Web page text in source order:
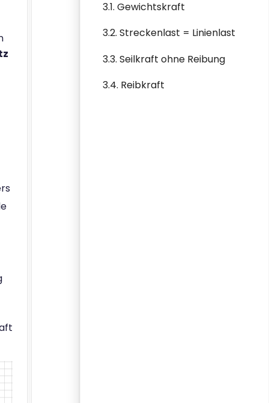
3.1. Gewichtskraft
3.2. Streckenlast = Linienlast
3.3. Seilkraft ohne Reibung
3.4. Reibkraft